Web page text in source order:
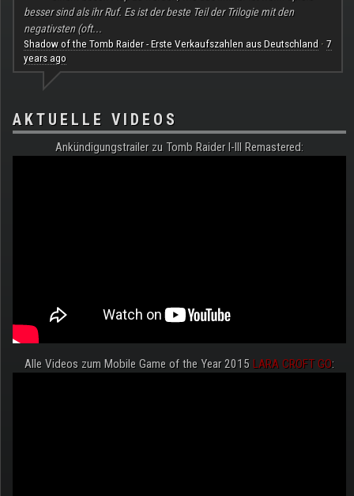
besser sind als ihr Ruf. Es ist der beste Teil der Trilogie mit den
negativsten (oft...
Shadow of the Tomb Raider - Erste Verkaufszahlen aus Deutschland · 7
years ago
AKTUELLE VIDEOS
Ankündigungstrailer zu Tomb Raider I-III Remastered:
Alle Videos zum Mobile Game of the Year 2015 LARA CROFT GO: